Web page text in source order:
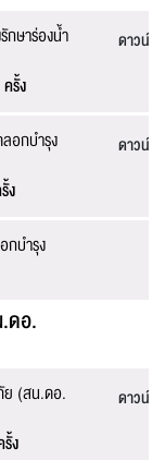
กษาร่องน้ำ
รั้ง
ดาวน์โ
อกบำรุง
ง
ดาวน์โ
กบำรุง
ดอ.
ย (สน.ดอ.
ง
ดาวน์โ
น่วยงานจะรีบ
ขึ้น